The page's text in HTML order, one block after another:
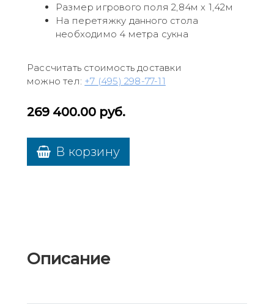
Размер игрового поля 2,84м х 1,42м
На перетяжку данного стола
необходимо 4 метра сукна
Рассчитать стоимость доставки
можно тел: +7 (495) 298-77-11
269 400.00 руб.
В корзину
Описание